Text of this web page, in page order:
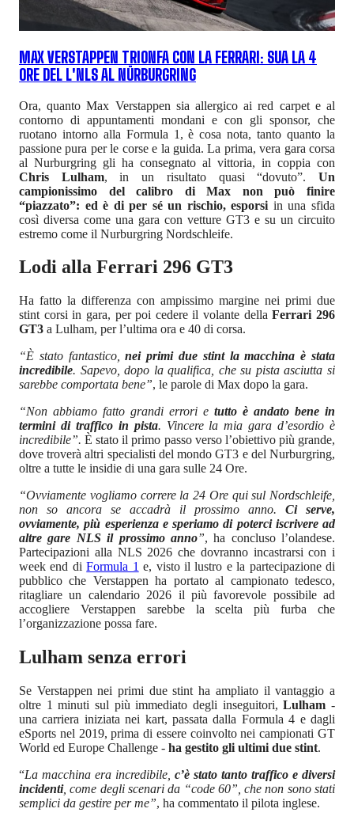
MAX VERSTAPPEN TRIONFA CON LA FERRARI: SUA LA 4
ORE DEL L'NLS AL NÜRBURGRING
Ora, quanto Max Verstappen sia allergico ai red carpet e al
contorno di appuntamenti mondani e con gli sponsor, che
ruotano intorno alla Formula 1, è cosa nota, tanto quanto la
passione pura per le corse e la guida. La prima, vera gara corsa
al Nurburgring gli ha consegnato al vittoria, in coppia con
Chris Lulham, in un risultato quasi “dovuto”.Un
campionissimo del calibro di Max non può finire
“piazzato”: ed è di per sé un rischio, esporsi in una sfida
così diversa come una gara con vetture GT3 e su un circuito
estremo come il Nurburgring Nordschleife.
Lodi alla Ferrari 296 GT3
Ha fatto la differenza con ampissimo margine nei primi due
stint corsi in gara, per poi cedere il volante della Ferrari 296
GT3 a Lulham, per l’ultima ora e 40 di corsa.
“È stato fantastico,nei primi due stint la macchina è stata
incredibile. Sapevo, dopo la qualifica, che su pista asciutta si
sarebbe comportata bene”, le parole di Max dopo la gara.
“Non abbiamo fatto grandi errori e tutto è andato bene in
termini di traffico in pista. Vincere la mia gara d’esordio è
incredibile”.È stato il primo passo verso l’obiettivo più grande,
dove troverà altri specialisti del mondo GT3 e del Nurburgring,
oltre a tutte le insidie di una gara sulle 24 Ore.
“Ovviamente vogliamo correre la 24 Ore qui sul Nordschleife,
non so ancora se accadrà il prossimo anno. Ci serve,
ovviamente, più esperienza e speriamo di poterci iscrivere ad
altre gare NLS il prossimo anno”, ha concluso l’olandese.
Partecipazioni alla NLS 2026 che dovranno incastrarsi con i
week end diFormula 1 e, visto il lustro e la partecipazione di
pubblico che Verstappen ha portato al campionato tedesco,
ritagliare un calendario 2026 il più favorevole possibile ad
accogliere Verstappen sarebbe la scelta più furba che
l’organizzazione possa fare.
Lulham senza errori
Se Verstappen nei primi due stint ha ampliato il vantaggio a
oltre 1 minuti sul più immediato degli inseguitori,Lulham -
una carriera iniziata nei kart, passata dalla Formula 4 e dagli
eSports nel 2019, prima di essere coinvolto nei campionati GT
World ed Europe Challenge - ha gestito gli ultimi due stint.
“La macchina era incredibile, c’è stato tanto traffico e diversi
incidenti, come degli scenari da “code 60”, che non sono stati
semplici da gestire per me”, ha commentato il pilota inglese.